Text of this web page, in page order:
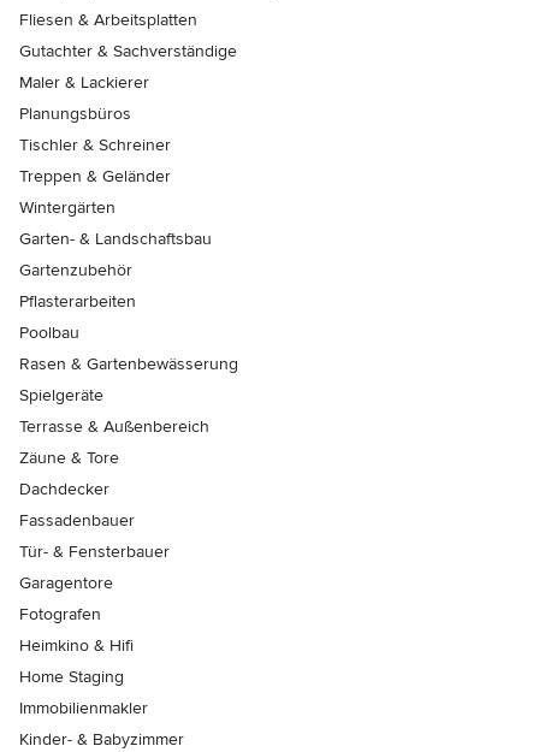
Fliesen & Arbeitsplatten
Gutachter & Sachverständige
Maler & Lackierer
Planungsbüros
Tischler & Schreiner
Treppen & Geländer
Wintergärten
Garten- & Landschaftsbau
Gartenzubehör
Pflasterarbeiten
Poolbau
Rasen & Gartenbewässerung
Spielgeräte
Terrasse & Außenbereich
Zäune & Tore
Dachdecker
Fassadenbauer
Tür- & Fensterbauer
Garagentore
Fotografen
Heimkino & Hifi
Home Staging
Immobilienmakler
Kinder- & Babyzimmer